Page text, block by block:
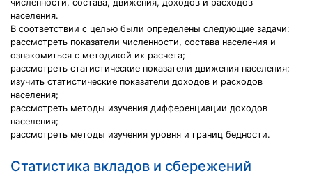
численности, состава, движения, доходов и расходов
населения.
В соответствии с целью были определены следующие задачи:
рассмотреть показатели численности, состава населения и
ознакомиться с методикой их расчета;
рассмотреть статистические показатели движения населения;
изучить статистические показатели доходов и расходов
населения;
рассмотреть методы изучения дифференциации доходов
населения;
рассмотреть методы изучения уровня и границ бедности.
Статистика вкладов и сбережений